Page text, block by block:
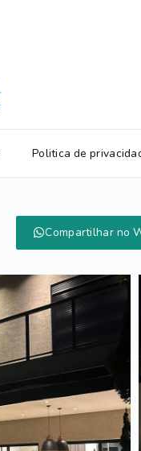
Politica de
Compartilhar no